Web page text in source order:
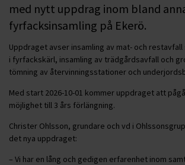
med nytt uppdrag inom bland
fyrfacksinsamling på Ekerö.
Uppdraget avser insamling av mat- och
i fyrfackskärl, insamling av trädgårdsavfall och
tömning av återvinningsstationer och
Med start 2026-10-01 kommer uppdraget att
möjlighet till 3 års förlängning.
Christer Ohlsson, grundare och vd i
det nya uppdraget:
– Vi har en lång och gedigen erfarenhet inom